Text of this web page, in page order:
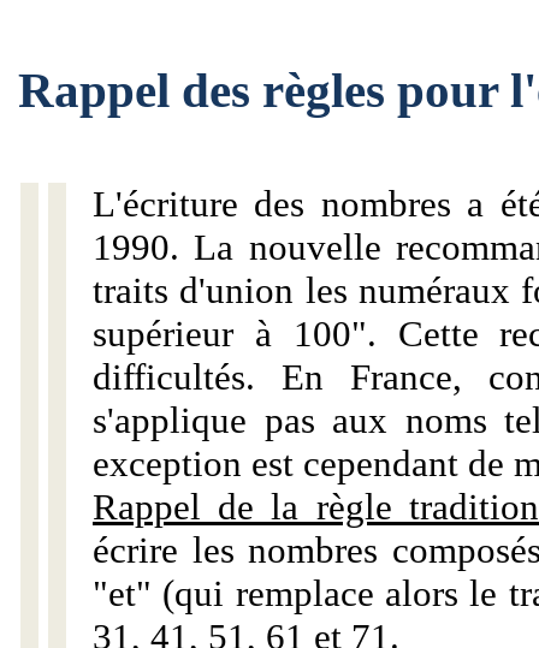
Rappel des règles pour
L'écriture des nombres a
1990. La nouvelle
traits d'union les numéraux
supérieur à 100". Cette
difficultés. En France,
s'applique pas aux noms
exception est cependant de
Rappel de la règle
écrire les nombres
"et" (qui remplace alors le
31, 41, 51, 61 et 71.